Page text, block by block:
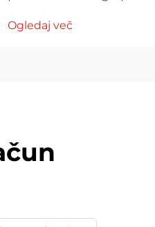
teretov in izkušnjami
Ogledaj več